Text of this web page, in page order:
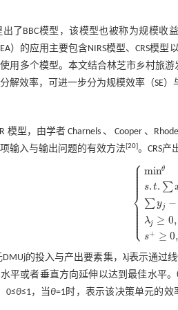
出了BBC模型，该模型也被称为规模
）的应用主要包含NIRS模型、CRS模
用多个模型。本文结合林芝市乡村旅
解效率，可进一步分为规模效率（SE）
R 模型，由学者 Charnels 、 Cooper 、
输入与输出问题的有效方法[20]。CRS
⎧
⎩
⎨
⎪
⎪
⎪⎪⎪⎪
⎪
⎪
⎪⎪⎪⎪⎪
⎪
minθ
s. t. ∑
∑yj −
λj ≥ 0,
s+ ≥ 0,
m nθs.t.∑
的投入与产出要素集，λj表示通过
平或者垂直方向延伸以达到最佳水平
0≤θ≤1，当θ=1时，表示该决策单元的